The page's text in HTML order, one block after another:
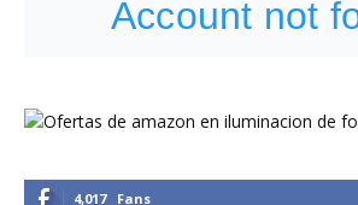
4,017 Fans